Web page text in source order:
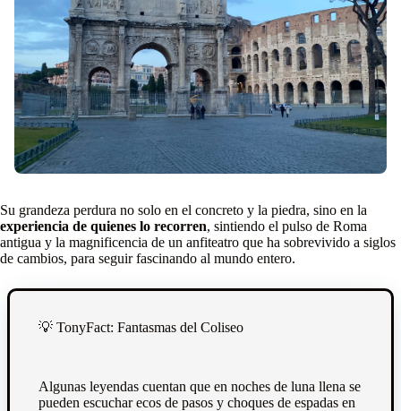
Su grandeza perdura no solo en el concreto y la piedra, sino en la
experiencia de quienes lo recorren, sintiendo el pulso de Roma
antigua y la magnificencia de un anfiteatro que ha sobrevivido a siglos
de cambios, para seguir fascinando al mundo entero.
💡 TonyFact: Fantasmas del Coliseo
Algunas leyendas cuentan que en noches de luna llena se
pueden escuchar ecos de pasos y choques de espadas en